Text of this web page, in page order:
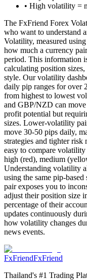
• High volatility =
The FxFriend Forex
who want to understand
Volatility, measured
how much a currency
period. This information
calculating position
style. Our volatility
daily pip ranges for over
from highest to lowest
and GBP/NZD can
profit potential but
sizes. Lower-volatility
move 30-50 pips daily,
strategies and tighter risk
easy to compare
high (red), medium
Understanding volatility
using the same pip-
pair exposes you to
adjust their position size
percentage of their
updates continuously
how volatility changes
news events.
FxFriendFxFriend
Thailand's #1 Trading